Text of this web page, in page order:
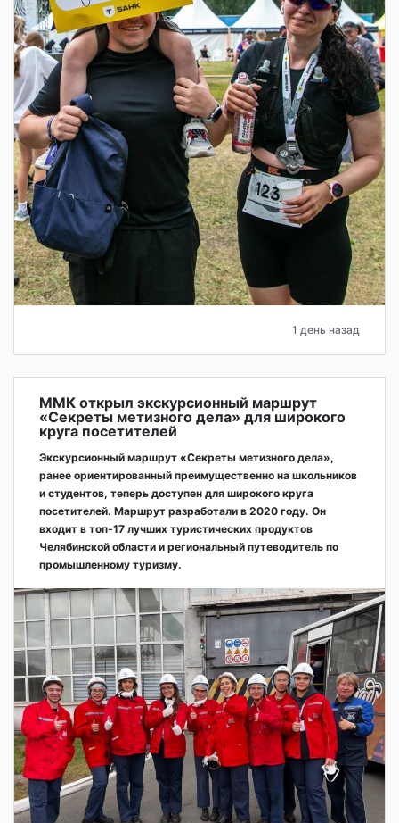
1 день назад
ММК открыл экскурсионный маршрут
«Секреты метизного дела» для широкого
круга посетителей
Экскурсионный маршрут «Секреты метизного дела»,
ранее ориентированный преимущественно на школьников
и студентов, теперь доступен для широкого круга
посетителей. Маршрут разработали в 2020 году. Он
входит в топ-17 лучших туристических продуктов
Челябинской области и региональный путеводитель по
промышленному туризму.